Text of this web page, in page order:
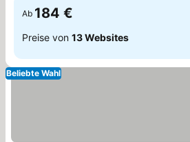
Ab 184 €
Preise von 13 Websites
Beliebte Wahl